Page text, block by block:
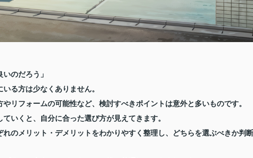
のだろう」
る方は少なくありません。
リフォームの可能性など、検討すべきポイントは意外と多いものです。
いくと、自分に合った選び方が見えてきます。
のメリット・デメリットをわかりやすく整理し、どちらを選ぶべきか判断